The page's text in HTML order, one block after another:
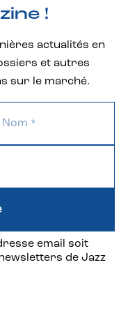
!
actualités en
et autres
sur le marché.
email soit
de Jazz